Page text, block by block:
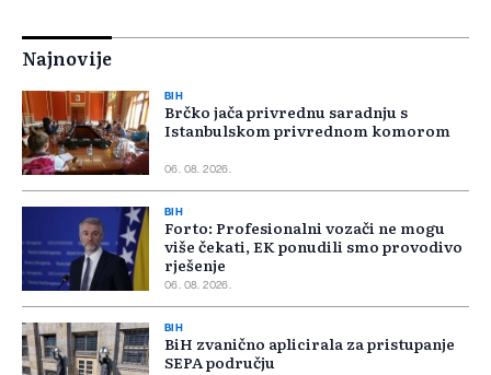
Najnovije
BIH
Brčko jača privrednu saradnju s
Istanbulskom privrednom komorom
06. 08. 2026.
BIH
Forto: Profesionalni vozači ne mogu
više čekati, EK ponudili smo provodivo
rješenje
06. 08. 2026.
BIH
BiH zvanično aplicirala za pristupanje
SEPA području